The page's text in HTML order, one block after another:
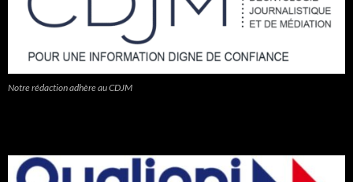
Notre rédaction adhère au CDJM